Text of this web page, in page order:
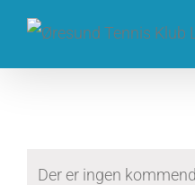
Skip
Der er ingen